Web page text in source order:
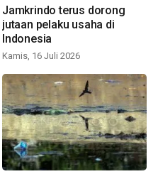
Jamkrindo terus dorong
jutaan pelaku usaha di
Indonesia
Kamis, 16 Juli 2026